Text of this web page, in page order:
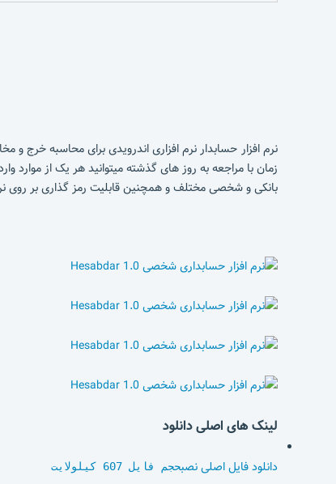
نرم افزار حسابدار نرم افزاری اندرویدی برای محاسبه
زمان با مراجعه به روز های گذشته میتوانید هر یک از موارد
بانکی و شخصی مختلف و همچنین قابلیت رمز گذاری بر روی
لینک های اصلی دانلود
دانلود فایل اصلی نصبحجم فایل 607 کیلولایت